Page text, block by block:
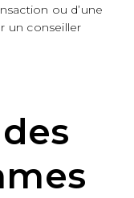
ou d’une
un conseiller